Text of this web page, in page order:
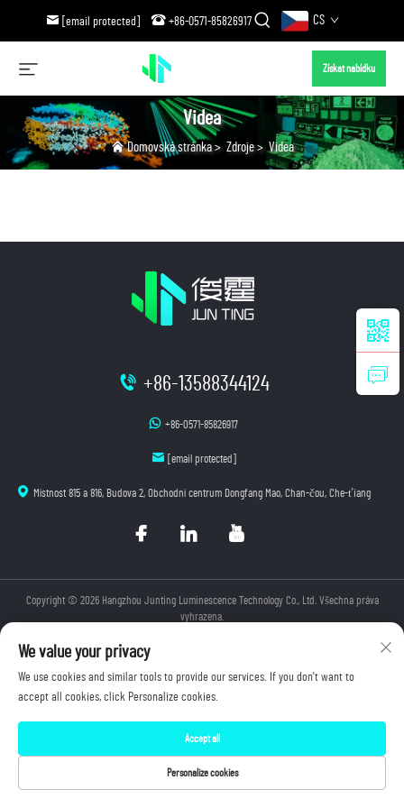
[email protected] +86-0571-85826917 CS
Získat nabídku
Videa
Domovská stránka> Zdroje> Videa
+86-13588344124
+86-0571-85826917
[email protected]
Místnost 815 a 816, Budova 2, Obchodní centrum Dongfang Mao, Chan-čou, Che-ťiang
Copyright © 2026 Hangzhou Junting Luminescence Technology Co., Ltd. Všechna práva
vyhrazena.
We value your privacy
We use cookies and similar tools to provide our services. If you don't want to
accept all cookies, click Personalize cookies.
Personalize cookies
Accept all